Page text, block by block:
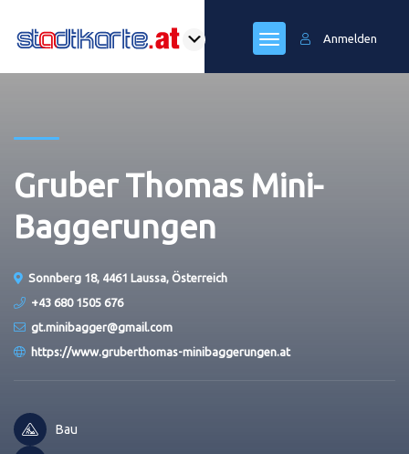
Anmelden
Gruber Thomas Mini-
Baggerungen
Sonnberg 18, 4461 Laussa, Österreich
+43 680 1505 676
gt.minibagger@gmail.com
https://www.gruberthomas-minibaggerungen.at
Bau